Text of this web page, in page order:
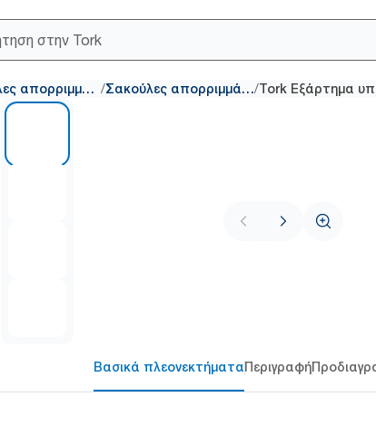
Κάδοι & σακούλες απορριμμάτων / Σακούλες απορριμμάτων/
Βασικά πλεονεκτήματαΠεριγραφή